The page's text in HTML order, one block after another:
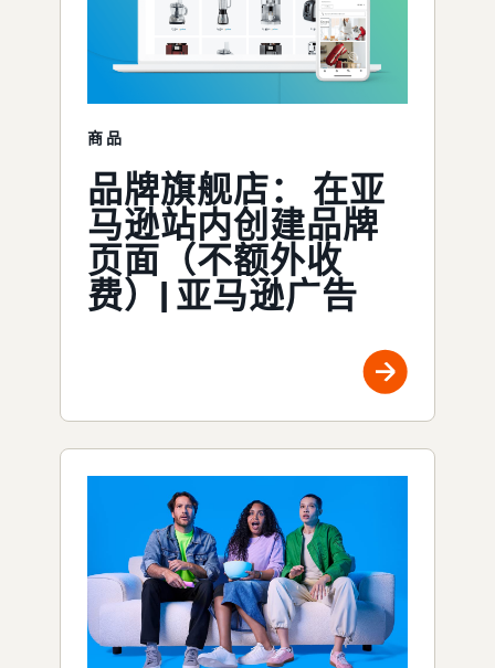
商品
品牌旗舰店： 在亚
马逊站内创建品牌
页面（不额外收
费）| 亚马逊广告